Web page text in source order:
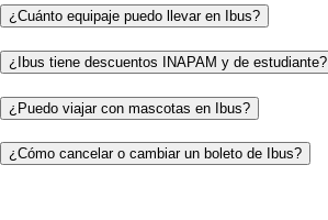
¿Cuánto equipaje puedo llevar en Ibus?
¿Ibus tiene descuentos INAPAM y de estudiante?
¿Puedo viajar con mascotas en Ibus?
¿Cómo cancelar o cambiar un boleto de Ibus?